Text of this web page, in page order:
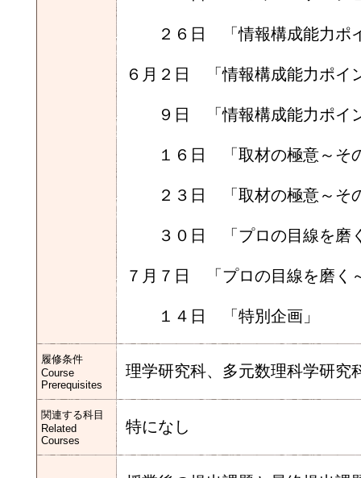
２６日 「情報構成能力ポイ
６月２日 「情報構成能力ポイ
９日 「情報構成能力ポイン
１６日 「取材の極意～その
２３日 「取材の極意～その
３０日 「プロの目線を磨く
７月７日 「プロの目線を磨く
１４日 「特別企画」
履修条件
Course
Prerequisites
理学研究科、多元数理科学研究
関連する科目
Related
Courses
特になし